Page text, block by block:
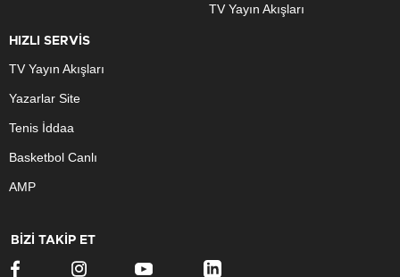
TV Yayın Akışları
HIZLI SERVİS
TV Yayın Akışları
Yazarlar Site
Tenis İddaa
Basketbol Canlı
AMP
BİZİ TAKİP ET